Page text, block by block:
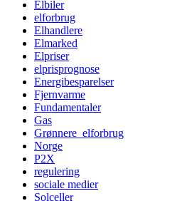
Elbiler
elforbrug
Elhandlere
Elmarked
Elpriser
elprisprognose
Energibesparelser
Fjernvarme
Fundamentaler
Gas
Grønnere_elforbrug
Norge
P2X
regulering
sociale medier
Solceller